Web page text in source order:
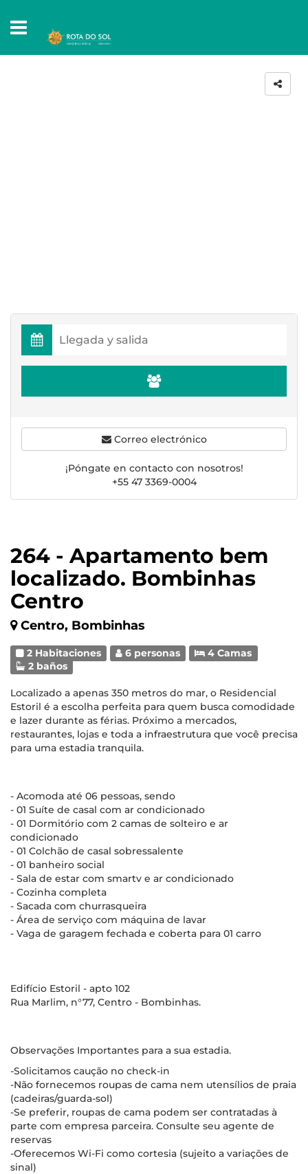
264 - Apartamento bem
localizado. Bombinhas
Centro
Centro, Bombinhas
2 Habitaciones 6 personas
4 Camas
2 baños
Localizado a apenas 350 metros do mar, o Residencial
Estoril é a escolha perfeita para quem busca comodidade
e lazer durante as férias. Próximo a mercados,
restaurantes, lojas e toda a infraestrutura que você precisa
para uma estadia tranquila.
- Acomoda até 06 pessoas, sendo
- 01 Suíte de casal com ar condicionado
- 01 Dormitório com 2 camas de solteiro e ar
condicionado
- 01 Colchão de casal sobressalente
- 01 banheiro social
- Sala de estar com smartv e ar condicionado
- Cozinha completa
- Sacada com churrasqueira
- Área de serviço com máquina de lavar
- Vaga de garagem fechada e coberta para 01 carro
Edifício Estoril - apto 102
Rua Marlim, n°77, Centro - Bombinhas.
Observações Importantes para a sua estadia.
-Solicitamos caução no check-in
-Não fornecemos roupas de cama nem utensílios de praia
(cadeiras/guarda-sol)
-Se preferir, roupas de cama podem ser contratadas à
parte com empresa parceira. Consulte seu agente de
reservas
-Oferecemos Wi-Fi como cortesia (sujeito a variações de
sinal)
Correo electrónico
¡Póngate en contacto con nosotros!
+55 47 3369-0004